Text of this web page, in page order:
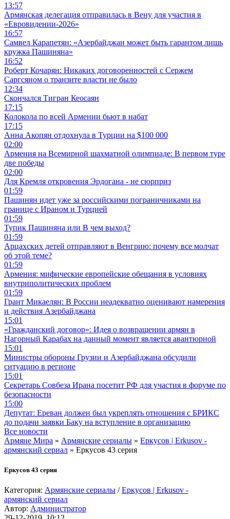
13:57
Армянская делегация отправилась в Вену для участия в
«Евровидении-2026»
16:57
Самвел Карапетян: «Азербайджан может быть гарантом лишь
кружка Пашиняна»
16:52
Роберт Кочарян: Никаких договоренностей с Сержем
Саргсяном о транзите власти не было
12:34
Скончался Тигран Кеосаян
17:15
Колокола по всей Армении бьют в набат
17:15
Анна Акопян отдохнула в Турции на $100 000
02:00
Армения на Всемирной шахматной олимпиаде: В первом туре
две победы
02:00
Для Кремля откровения Эрдогана - не сюрприз
01:59
Пашинян идет уже за российскими пограничниками на
границе с Ираном и Турцией
01:59
Тупик Пашиняна или В чем выход?
01:59
Арцахских детей отправляют в Венгрию: почему все молчат
об этой теме?
01:59
Армения: мифические европейские обещания в условиях
внутриполитических проблем
01:59
Грант Микаелян: В России неадекватно оценивают намерения
и действия Азербайджана
15:01
«Гражданский договор»: Идея о возвращении армян в
Нагорный Карабах на данный момент является авантюрной
15:01
Министры обороны Грузии и Азербайджана обсудили
ситуацию в регионе
15:01
Секретарь Совбеза Ирана посетит РФ для участия в форуме по
безопасности
15:00
Депутат: Ереван должен был укреплять отношения с БРИКС
до подачи заявки Баку на вступление в организацию
Все новости
Армяне Мира » Армянские сериалы » Еркусов | Erkusov -
армянский сериал » Еркусов 43 серия
Еркусов 43 серия
Категория: Армянские сериалы /Еркусов | Erkusov -
армянский сериал
Автор: Администратор